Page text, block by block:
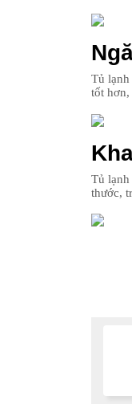
Tủ lạnh
tốt
Tủ lạnh
thước,